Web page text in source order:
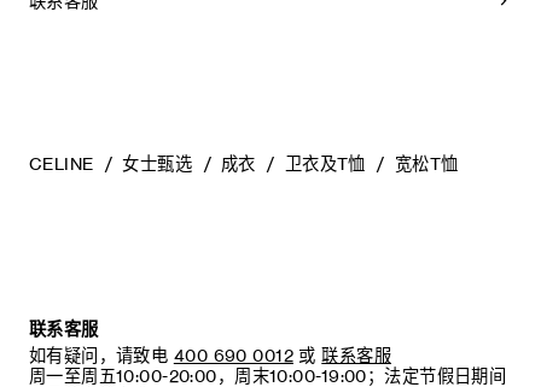
CELINE 女士甄选 成衣 卫衣及T恤 宽松T恤
联系客服
如有疑问，请致电 400 690 0012 或 联系客服
周一至周五10:00-20:00，周末10:00-19:00；法定节假日期间